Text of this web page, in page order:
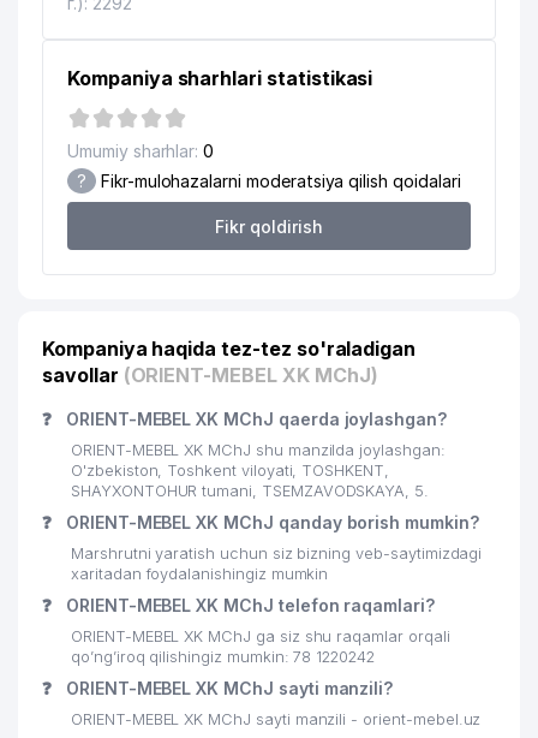
Kompaniya sharhlari statistikasi
Umumiy sharhlar: 0
? Fikr-mulohazalarni moderatsiya qilish qoidalari
Fikr qoldirish
Kompaniya haqida tez-tez so'raladigan
savollar (ORIENT-MEBEL XK MChJ)
❓ ORIENT-MEBEL XK MChJ qaerda joylashgan?
ORIENT-MEBEL XK MChJ shu manzilda joylashgan:
O'zbekiston, Toshkent viloyati, TOSHKENT,
SHAYXONTOHUR tumani, TSEMZAVODSKAYA, 5.
❓ ORIENT-MEBEL XK MChJ qanday borish mumkin?
Marshrutni yaratish uchun siz bizning veb-saytimizdagi
xaritadan foydalanishingiz mumkin
❓ ORIENT-MEBEL XK MChJ telefon raqamlari?
ORIENT-MEBEL XK MChJ ga siz shu raqamlar orqali
qo’ng’iroq qilishingiz mumkin: 78 1220242
❓ ORIENT-MEBEL XK MChJ sayti manzili?
ORIENT-MEBEL XK MChJ sayti manzili - orient-mebel.uz